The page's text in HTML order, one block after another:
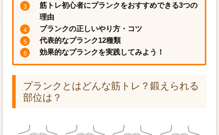
筋トレ初心者にプランクをおすすめできる3つの
理由
プランクの正しいやり方・コツ
代表的なプランク12種類
効果的なプランクを実践してみよう！
プランクとはどんな筋トレ？鍛えられる
部位は？